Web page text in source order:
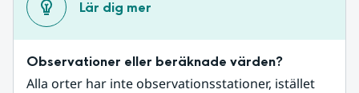
Lär dig mer
Observationer eller beräknade värden?
Alla orter har inte observationsstationer, istället